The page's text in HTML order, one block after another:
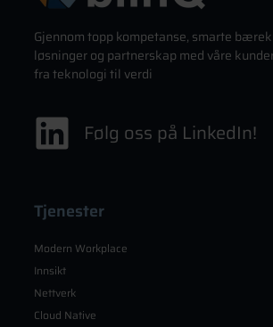
Gjennom topp kompetanse, smarte
løsninger og partnerskap med våre
fra teknologi til verdi
Følg oss på LinkedIn!
Tjenester
Modern Workplace
Innsikt
Nettverk
Cloud Native